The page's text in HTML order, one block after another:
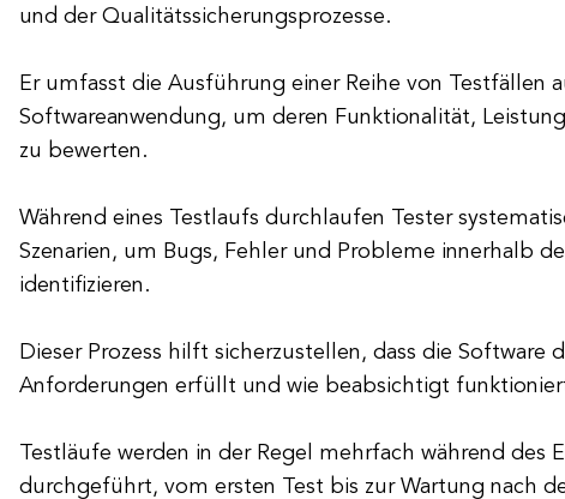
und der Qualitätssicherungsprozesse.
Er umfasst die Ausführung einer Reihe von Testfällen
Softwareanwendung, um deren Funktionalität,
zu bewerten.
Während eines Testlaufs durchlaufen Tester
Szenarien, um Bugs, Fehler und Probleme innerhalb
identifizieren.
Dieser Prozess hilft sicherzustellen, dass die Software
Anforderungen erfüllt und wie beabsichtigt
Testläufe werden in der Regel mehrfach während des
durchgeführt, vom ersten Test bis zur Wartung nach